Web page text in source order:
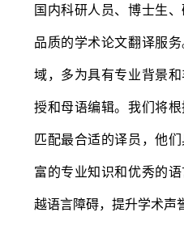
国内科研人员、博士生
品质的学术论文翻译服
域，多为具有专业背景
授和母语编辑。我们将
匹配最合适的译员，他
富的专业知识和优秀的
越语言障碍，提升学术声